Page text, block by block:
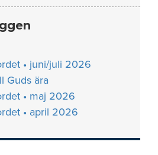
• juni/juli 2026
Guds ära
• maj 2026
• april 2026